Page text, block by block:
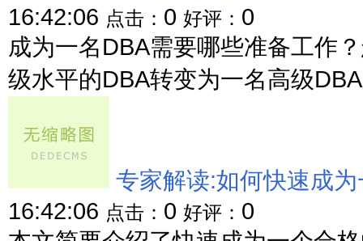
16:42:06 点击： 0 好评： 0
成为一名DBA需要哪些准备工作
级水平的DBA转变为一名高级
专家解读:如何快速成
16:42:06 点击： 0 好评： 0